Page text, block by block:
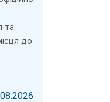
та
до